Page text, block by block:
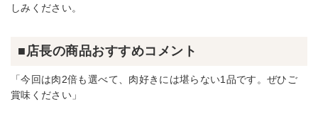
しみください。
■店長の商品おすすめコメント
「今回は肉2倍も選べて、肉好きには堪らない1品です。ぜひご
賞味ください」